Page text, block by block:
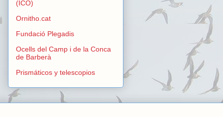
(ICO)
Ornitho.cat
Fundació Plegadis
Ocells del Camp i de la Conca
de Barberà
Prismáticos y telescopios